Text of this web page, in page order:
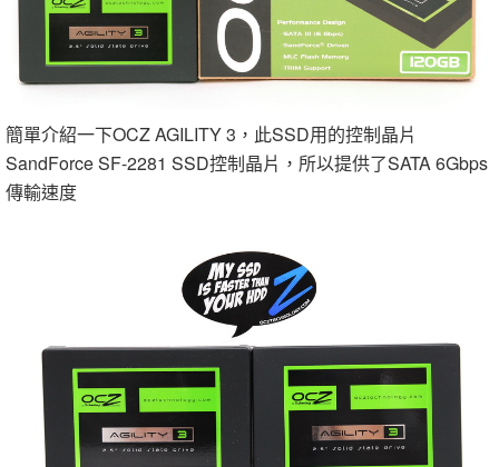
簡單介紹一下OCZ AGILITY 3，此SSD用的控制晶片
SandForce SF-2281 SSD控制晶片，所以提供了SATA 6Gbps
傳輸速度